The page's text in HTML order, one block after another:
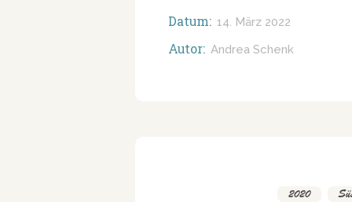
Datum: 14. März 2022
Autor: Andrea Schenk
2020